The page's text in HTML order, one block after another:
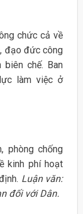
chức cả về
đạo đức công
chế. Ban
làm việc ở
phòng chống
kinh phí hoạt
Luận văn:
đối với Dân.